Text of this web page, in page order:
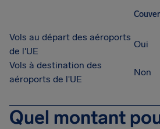
Vols au départ des aéroports
de l'UE
Oui
Vols à destination des
aéroports de l'UE
Non
Quel montant